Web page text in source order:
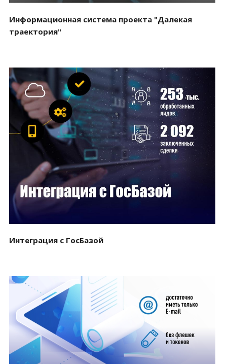
Информационная система проекта "Далекая
траектория"
Смотреть проект
Интеграция с ГосБазой
Смотреть проект